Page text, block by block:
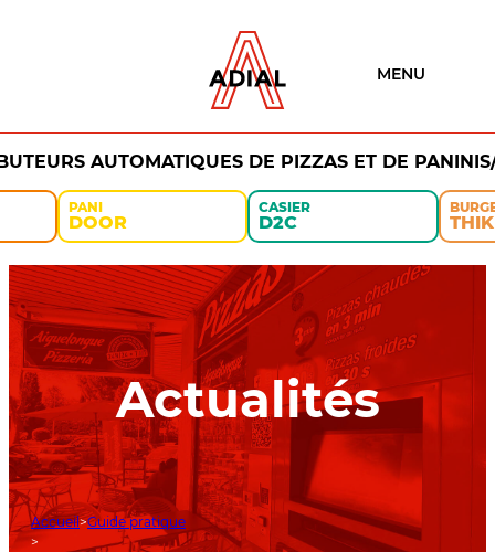
MENU
AUTOMATIQUES DE PIZZAS ET DE
PANI
DOOR
CASIER
D2C THIK
Actualités
Accueil Guide pratique